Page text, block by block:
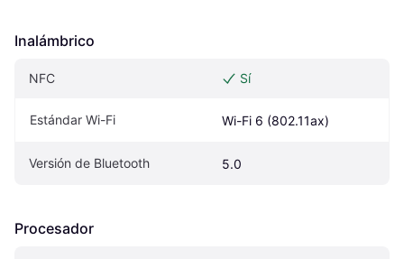
Inalámbrico
NFC Sí
Estándar Wi-Fi Wi-Fi 6 (802.11ax)
Versión de Bluetooth 5.0
Procesador